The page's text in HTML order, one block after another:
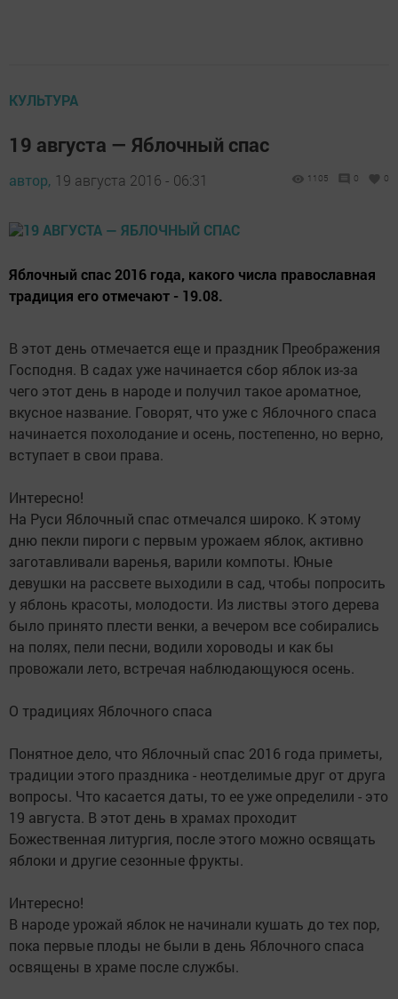
КУЛЬТУРА
19 августа — Яблочный спас
автор, 19 августа 2016 - 06:31 1105 0 0
Яблочный спас 2016 года, какого числа православная
традиция его отмечают - 19.08.
В этот день отмечается еще и праздник Преображения
Господня. В садах уже начинается сбор яблок из-за
чего этот день в народе и получил такое ароматное,
вкусное название. Говорят, что уже с Яблочного спаса
начинается похолодание и осень, постепенно, но верно,
вступает в свои права.
Интересно!
На Руси Яблочный спас отмечался широко. К этому
дню пекли пироги с первым урожаем яблок, активно
заготавливали варенья, варили компоты. Юные
девушки на рассвете выходили в сад, чтобы попросить
у яблонь красоты, молодости. Из листвы этого дерева
было принято плести венки, а вечером все собирались
на полях, пели песни, водили хороводы и как бы
провожали лето, встречая наблюдающуюся осень.
О традициях Яблочного спаса
Понятное дело, что Яблочный спас 2016 года приметы,
традиции этого праздника - неотделимые друг от друга
вопросы. Что касается даты, то ее уже определили - это
19 августа. В этот день в храмах проходит
Божественная литургия, после этого можно освящать
яблоки и другие сезонные фрукты.
Интересно!
В народе урожай яблок не начинали кушать до тех пор,
пока первые плоды не были в день Яблочного спаса
освящены в храме после службы.